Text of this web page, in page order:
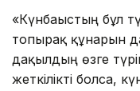
«Күнбағыстың бұл
топырақ құнарын
дақылдың өзге
жеткілікті болса,